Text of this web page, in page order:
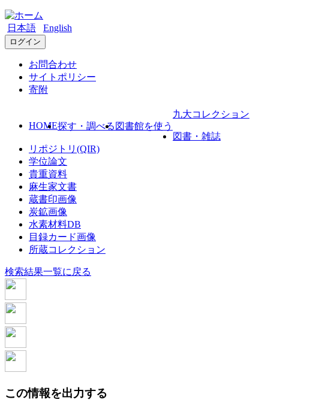
日本語 English
ログイン
お問合わせ
サイトポリシー
寄附
HOME探す・調べる 図書館を使う
九大コレクション
図書・雑誌
リポジトリ(QIR)
学位論文
貴重資料
麻生家文書
蔵書印画像
炭鉱画像
水素材料DB
目録カード画像
所蔵コレクション
検索結果一覧に戻る
この情報を出力する